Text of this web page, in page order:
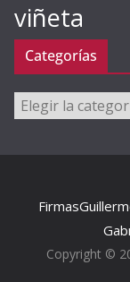
viñeta
Categorías
Categorías
Firmas
Copyright ©